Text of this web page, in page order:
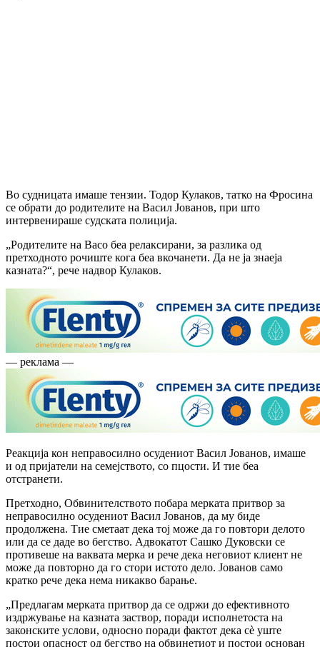
Во судницата имаше тензии. Тодор Кулаков, татко на Фросина
се обрати до родителите на Васил Јованов, при што
интервенираше судската полиција.
„Родителите на Васо беа релаксирани, за разлика од
претходното рочиште кога беа вкочанети. Да не ја знаеја
казната?“, рече надвор Кулаков.
— реклама —
Реакција кон неправосилно осудениот Васил Јованов, имаше
и од пријатели на семејството, со пцости. И тие беа
отстранети.
Претходно, Обвинителството побара мерката притвор за
неправосилно осудениот Васил Јованов, да му биде
продолжена. Тие сметаат дека тој може да го повтори делото
или да се даде во бегство. Адвокатот Сашко Дуковски се
противеше на ваквата мерка и рече дека неговиот клиент не
може да повторно да го стори истото дело. Јованов само
кратко рече дека нема никакво барање.
„Предлагам мерката притвор да се одржи до ефективното
издржување на казната заствор, поради исполнетоста на
законските услови, односно поради фактот дека сѐ уште
постои опасност од бегство на обвинетиот и постои основан